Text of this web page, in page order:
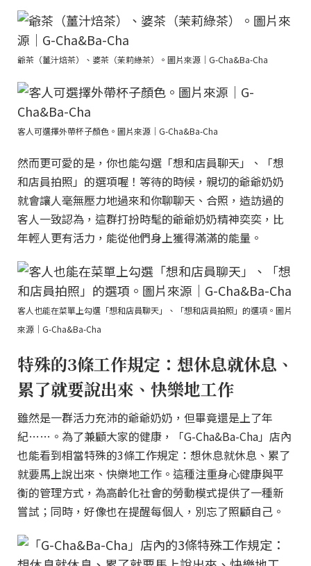
爺茶（薑汁焙茶）、婆茶（茉莉綠茶）。圖片來源｜G-Cha&Ba-Cha
客人可選擇外帶杯子顏色。圖片來源｜G-Cha&Ba-Cha
然而更可愛的是，你也能勾選「想和店員聊天」、「想
和店員拍照」的選項喔！等待的時候，親切的爺爺奶奶
就會讓人毫無壓力地過來和你聊聊天、合照，造訪過的
客人一致認為，這群打扮時髦的爺爺奶奶精神奕奕，比
年輕人更有活力，能從他們身上獲得滿滿的能量。
客人也能在菜單上勾選「想和店員聊天」、「想和店員拍照」的選項。圖片
來源｜G-Cha&Ba-Cha
特殊的3條工作規定：想休息就休息、
累了就要說出來、快樂地工作
雖然是一群活力充沛的爺爺奶奶，但畢竟還是上了年
紀……。為了兼顧大家的健康，「G-Cha&Ba-Cha」店內
也能看到相當特殊的3條工作規定：想休息就休息、累了
就要馬上說出來、快樂地工作。這種注重身心健康與平
衡的管理方式，為高齡化社會的勞動模式提供了一種新
嘗試；同時，好像也在提醒每個人，別忘了照顧自己。